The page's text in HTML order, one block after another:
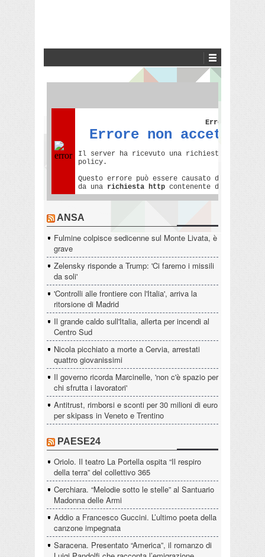
ANSA
Fulmine colpisce sedicenne sul Monte Livata, è
grave
Zelensky risponde a Trump: 'Ci faremo i missili
da soli'
'Controlli alle frontiere con l'Italia', arriva la
ritorsione di Madrid
Il grande caldo sull'Italia, allerta per incendi al
Centro Sud
Nicola picchiato a morte a Cervia, arrestati
quattro giovanissimi
Il governo ricorda Marcinelle, 'non c'è spazio per
chi sfrutta i lavoratori'
Antitrust, rimborsi e sconti per 30 milioni di euro
per skipass in Veneto e Trentino
PAESE24
Oriolo. Il teatro La Portella ospita “Il respiro
della terra” del collettivo 365
Cerchiara. “Melodie sotto le stelle” al Santuario
Madonna delle Armi
Addio a Francesco Guccini. L’ultimo poeta della
canzone impegnata
Saracena. Presentato “America”, il romanzo di